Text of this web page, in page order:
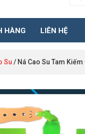
HÀNG LIÊN HỆ
Su / Ná Cao Su Tam